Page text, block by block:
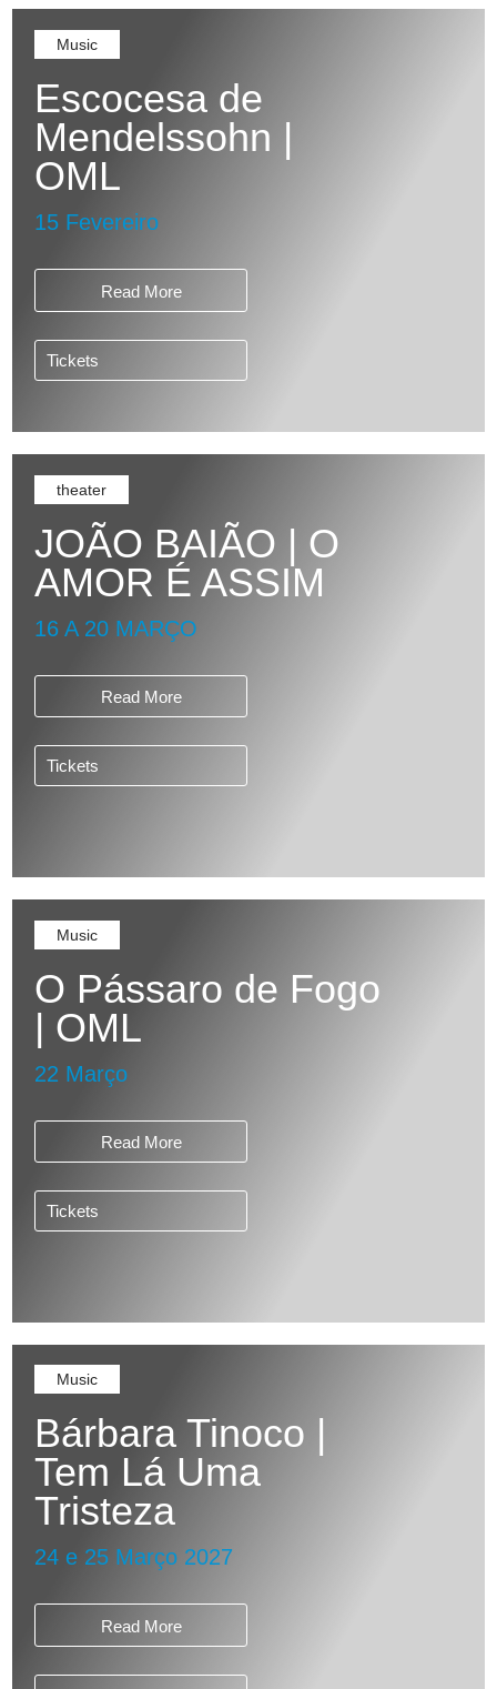
Music
Escocesa de
Mendelssohn |
OML
15 Fevereiro
Read More
Tickets
theater
JOÃO BAIÃO | O
AMOR É ASSIM
16 A 20 MARÇO
Read More
Tickets
Music
O Pássaro de Fogo
| OML
22 Março
Read More
Tickets
Music
Bárbara Tinoco |
Tem Lá Uma
Tristeza
24 e 25 Março 2027
Read More